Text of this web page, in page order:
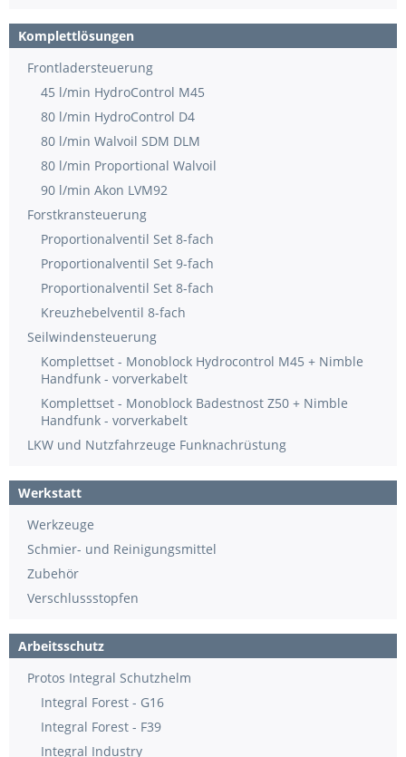
Komplettlösungen
Frontladersteuerung
45 l/min HydroControl M45
80 l/min HydroControl D4
80 l/min Walvoil SDM DLM
80 l/min Proportional Walvoil
90 l/min Akon LVM92
Forstkransteuerung
Proportionalventil Set 8-fach
Proportionalventil Set 9-fach
Proportionalventil Set 8-fach
Kreuzhebelventil 8-fach
Seilwindensteuerung
Komplettset - Monoblock Hydrocontrol M45 + Nimble
Handfunk - vorverkabelt
Komplettset - Monoblock Badestnost Z50 + Nimble
Handfunk - vorverkabelt
LKW und Nutzfahrzeuge Funknachrüstung
Werkstatt
Werkzeuge
Schmier- und Reinigungsmittel
Zubehör
Verschlussstopfen
Arbeitsschutz
Protos Integral Schutzhelm
Integral Forest - G16
Integral Forest - F39
Integral Industry